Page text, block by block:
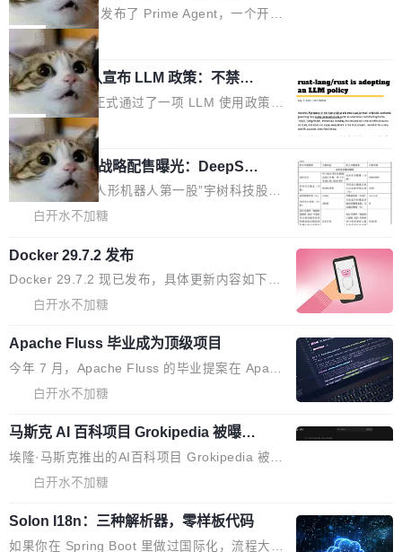
opilot coding agent 全部受影响。从检测到完全
恢复，大约 12 小时。 这是 2026 年 8 月的第六
起事故，其中四起与 AI/Copilot 服务相关。 Git
Hub 员工 kdaigle 在 HN 讨论中贴出了一组数
据：2025 年全年 10 亿次 commit。现在，每周
2.75 亿次，全年预计 140 亿次。GitHub...
进的编程 Agent，ARC-AGI 3 超越人类
专家基线
Prime Intellect 发布了 Prime Agent，一个开源
的编程 Agent Harness，核心设计围绕两个抽
象：Recursive Language Model（RLM）和 C
ontinual Harness。在 ARC-AGI 3 基准测试
上，Prime Agent + Opus 5 的组合达到了 95.
5% RHAE Best@1，超过了 ARC 报告的人类专
家基线 95.4%。 不是又一个 coding agent 包装
器 Prime Agent 的架构和市面上大多数 coding
agent 有本质区别。大多数 agent harness 的设
计是基于早期模型的能力—...
局
Rust 项目团队宣布 LLM 政策：不禁
止，但你要承认哪些代码不是你写的
Rust 语言项目正式通过了一项 LLM 使用政策，
覆盖 rust-lang/rust 单一仓库的代码贡献。这不
是项目级别的官方立场，目前由五个团队采纳，
但它可能是主流开源项目中关于 AI 辅助贡献最
细致的一份规则。 政策的核心只有一句话：LLM
可以用来分析、提炼、审阅、建议，但不能用来
但必须满足五个条件：预先安排、非关键、高质
量、充分测试、充分审查，并且必须披露。LLM
不得生成涉及安全性的关键变更，除非作者本身
议"这么做。 对于不披露的情况，审核者可以直
接关闭 PR，无需解释。 政策作者 Jynn Ne...
局
宇树科技 IPO 战略配售曝光：DeepSe
ek 获配 93.3 万股，锁定 36 个月
8月6日晚间，“人形机器人第一股”宇树科技股份
有限公司披露IPO发行价格及战略配售结果，杭
epSeek）获配93.3399万股，按150.8元/股发行
价格计算，认购金额约1.41亿元，股份锁定期为
36个月。 公告显示，本次宇树科技战略配售对
合作关系或长期合作愿景的大型企业、科创板保
荐人跟投子公司，以及公司高级管理人员和核心
员工参与设立的专项资产管理计划。其中，Dee
业，获配股份数量占本次发行数量的2.31%。 除
DeepSeek外，腾讯旗下上海启善投资有限公司
白开水不加糖
Docker 29.7.2 发布
Docker 29.7.2 现已发布，具体更新内容如下：
Bug fixes and enhancements 修复多次传递同
service update会发生 panic 的问题。docker/cl
i#7145 修复了 Docker Engine 29.7.0 中引入的
一个回归问题，该问题导致拉取镜像时会拒绝包
像构建工具生成）。moby/moby#53305 修复了
Docker Engine 29.7.0 中引入的一个回归问
题，该问题可能导致在旧版 Linux 内核...
白开水不加糖
Apache Fluss 毕业成为顶级项目
今年 7 月，Apache Fluss 的毕业提案在 Apach
e 孵化器项目管理委员会（IPMC）投票中获得
准。今天，Apache 软件基金会正式宣布 Apach
e Fluss 孵化毕业，成为 Apache 顶级项目（TL
P）！这一里程碑不仅标志着 Fluss 迈入新的发
AI 数据基础加速融合，为实时数据基础设施的发
展开启新的篇章。
白开水不加糖
马斯克 AI 百科项目 Grokipedia 被曝数
月未更新
埃隆·马斯克推出的AI百科项目 Grokipedia 被曝
长期停止内容更新，未能实现其作为“AI版维基百
年4月以来，Grokipedia 页面更新功能基本停
滞，过去三个月内没有任何条目完成更新，用户
白开水不加糖
Solon I18n：三种解析器，零样板代码
如果你在 Spring Boot 里做过国际化，流程大概